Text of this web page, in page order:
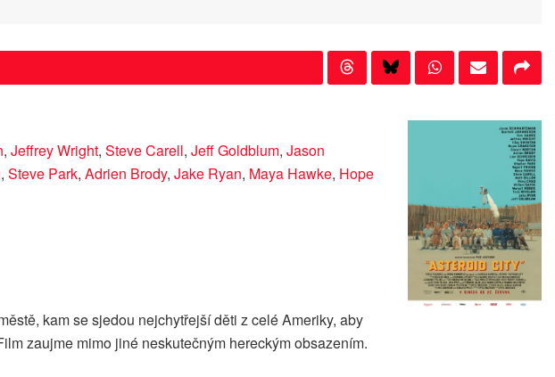
, Jeffrey Wright, Steve Carell, Jeff Goldblum, Jason
, Steve Park, Adrien Brody, Jake Ryan, Maya Hawke, Hope
kam se sjedou nejchytřejší děti z celé Ameriky, aby
zaujme mimo jiné neskutečným hereckým obsazením.